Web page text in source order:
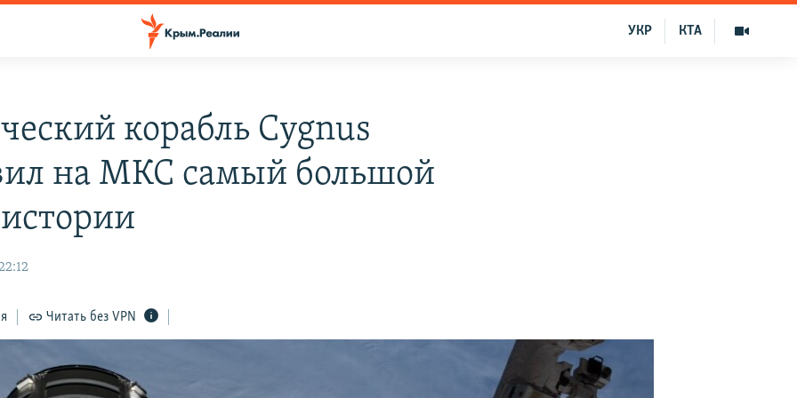
КТА
УКР
корабль Cygnus
на МКС самый большой
Читать без VPN